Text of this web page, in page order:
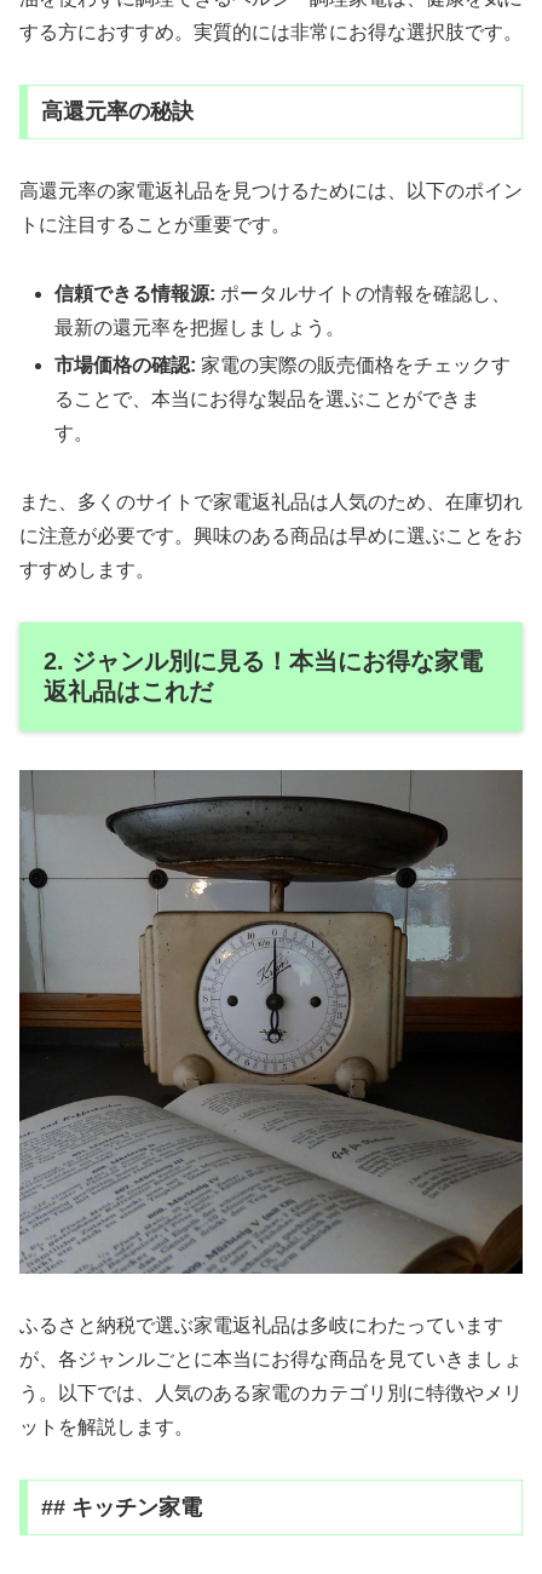
する方におすすめ。実質的には非常にお得な選択肢です。
高還元率の秘訣
高還元率の家電返礼品を見つけるためには、以下のポイン
トに注目することが重要です。
信頼できる情報源: ポータルサイトの情報を確認し、
最新の還元率を把握しましょう。
市場価格の確認: 家電の実際の販売価格をチェックす
ることで、本当にお得な製品を選ぶことができま
す。
また、多くのサイトで家電返礼品は人気のため、在庫切れ
に注意が必要です。興味のある商品は早めに選ぶことをお
すすめします。
2. ジャンル別に見る！本当にお得な家電
返礼品はこれだ
ふるさと納税で選ぶ家電返礼品は多岐にわたっています
が、各ジャンルごとに本当にお得な商品を見ていきましょ
う。以下では、人気のある家電のカテゴリ別に特徴やメリ
ットを解説します。
## キッチン家電